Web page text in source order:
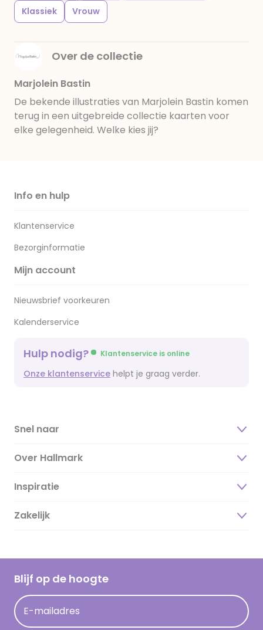
Klassiek
Vrouw
Over de collectie
Marjolein Bastin
De bekende illustraties van Marjolein Bastin komen
terug in een uitgebreide collectie kaarten voor
elke gelegenheid. Welke kies jij?
Info en hulp
Klantenservice
Bezorginformatie
Mijn account
Nieuwsbrief voorkeuren
Kalenderservice
Hulp nodig? Klantenservice is online
Onze klantenservice helpt je graag verder.
Snel naar
Over Hallmark
Over ons
Duurzaamheid
Hallmark Kaartclub
Acties
Persberichten
Inspiratie
Magazine
Cadeau inspiratie
Kaartinspiratie
Zakelijk
Blijf op de hoogte
E-mailadres